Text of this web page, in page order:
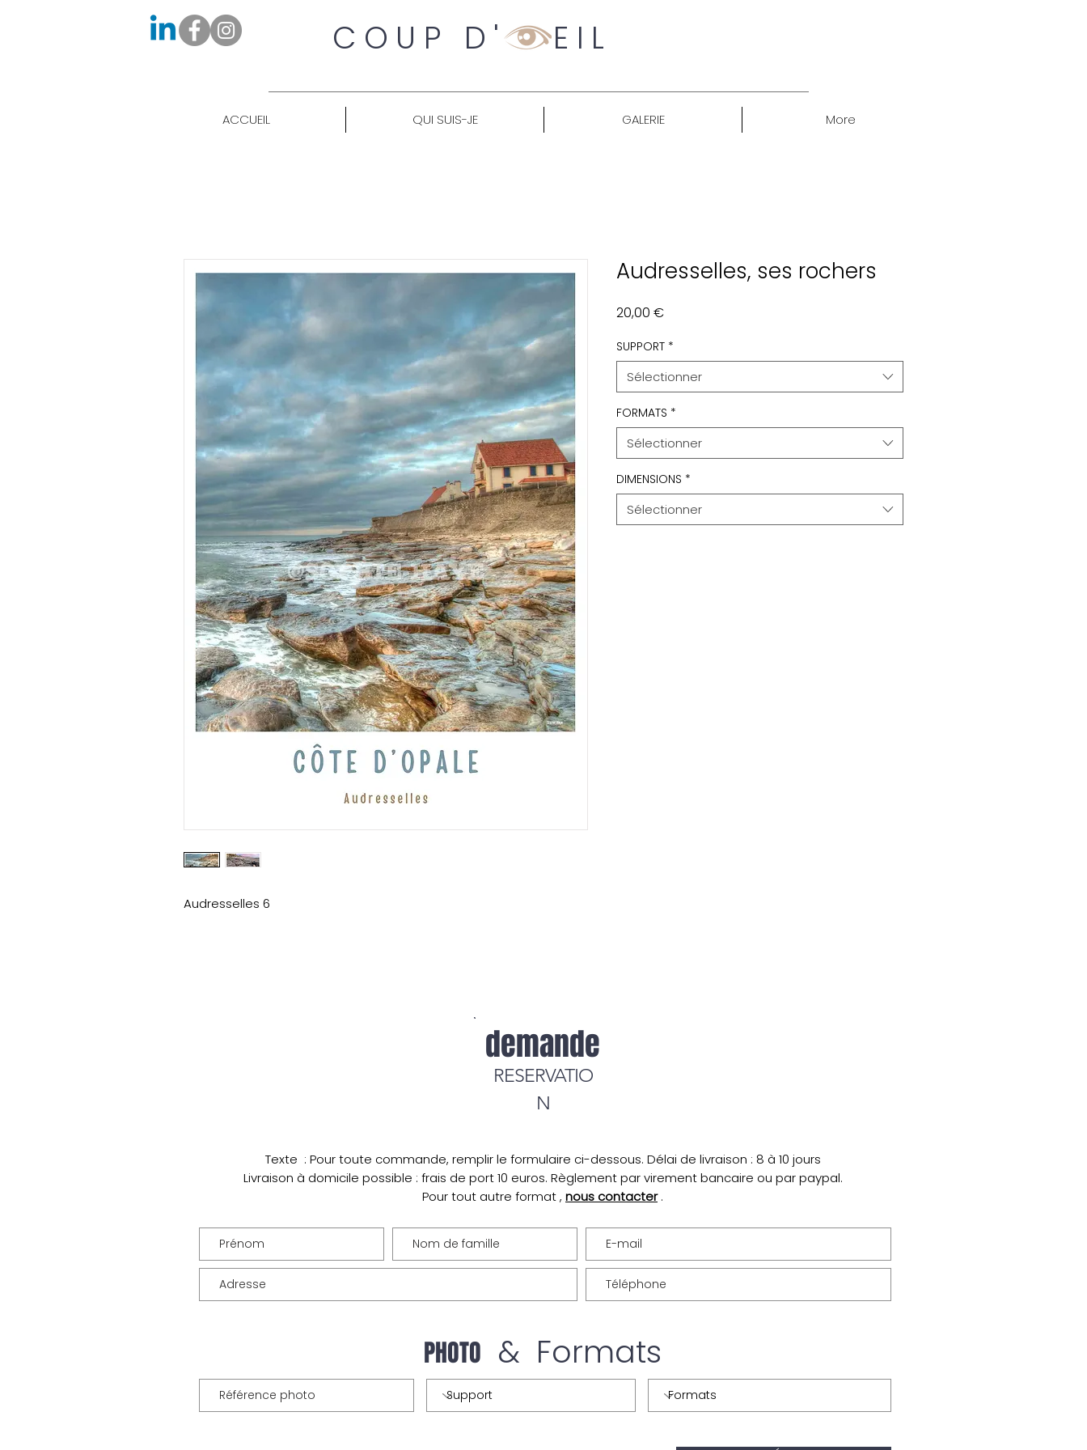
COUP D' EIL
ACCUEIL QUI SUIS-JE GALERIE More
Audresselles 6
Audresselles, ses rochers
20,00 €Prix
SUPPORT *
Sélectionner
FORMATS *
Sélectionner
DIMENSIONS *
Sélectionner
demande
RESERVATIO
N
Texte : Pour toute commande, remplir le formulaire ci-dessous. Délai de livraison : 8 à 10 jours
Livraison à domicile possible : frais de port 10 euros. Règlement par virement bancaire ou par paypal.
Pour tout autre format , nous contacter.
PHOTO & Formats